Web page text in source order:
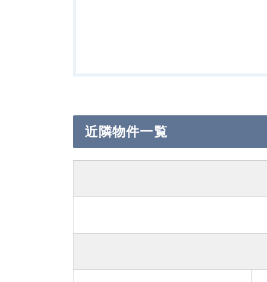
近隣物件一覧